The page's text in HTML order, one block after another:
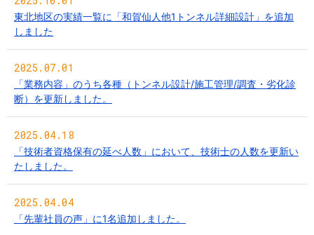
東北地区の実績一覧に「和賀仙人他1トンネル詳細設計」を追加
しました
2025.07.01
「業務内容」のうち各種（トンネル設計/施工管理/調査・劣化診
断）を更新しました。
2025.04.18
「技術者資格保有の延べ人数」において、技術士の人数を更新い
たしました。
2025.04.04
「先輩社員の声」に1名追加しました。